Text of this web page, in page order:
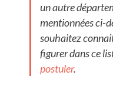
un autre
mentionnées ci-
souhaitez
figurer dans ce
postuler.